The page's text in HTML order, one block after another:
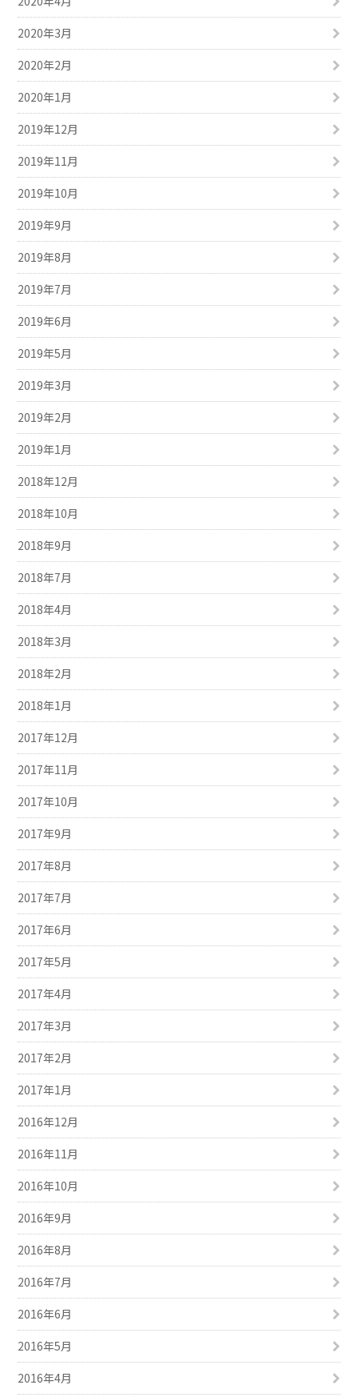
2020年3月
2020年2月
2020年1月
2019年12月
2019年11月
2019年10月
2019年9月
2019年8月
2019年7月
2019年6月
2019年5月
2019年3月
2019年2月
2019年1月
2018年12月
2018年10月
2018年9月
2018年7月
2018年4月
2018年3月
2018年2月
2018年1月
2017年12月
2017年11月
2017年10月
2017年9月
2017年8月
2017年7月
2017年6月
2017年5月
2017年4月
2017年3月
2017年2月
2017年1月
2016年12月
2016年11月
2016年10月
2016年9月
2016年8月
2016年7月
2016年6月
2016年5月
2016年4月